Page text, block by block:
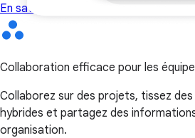
En savoir plus
Collaboration efficace pour les
Collaborez sur des projets, tissez des
hybrides et partagez des
organisation.